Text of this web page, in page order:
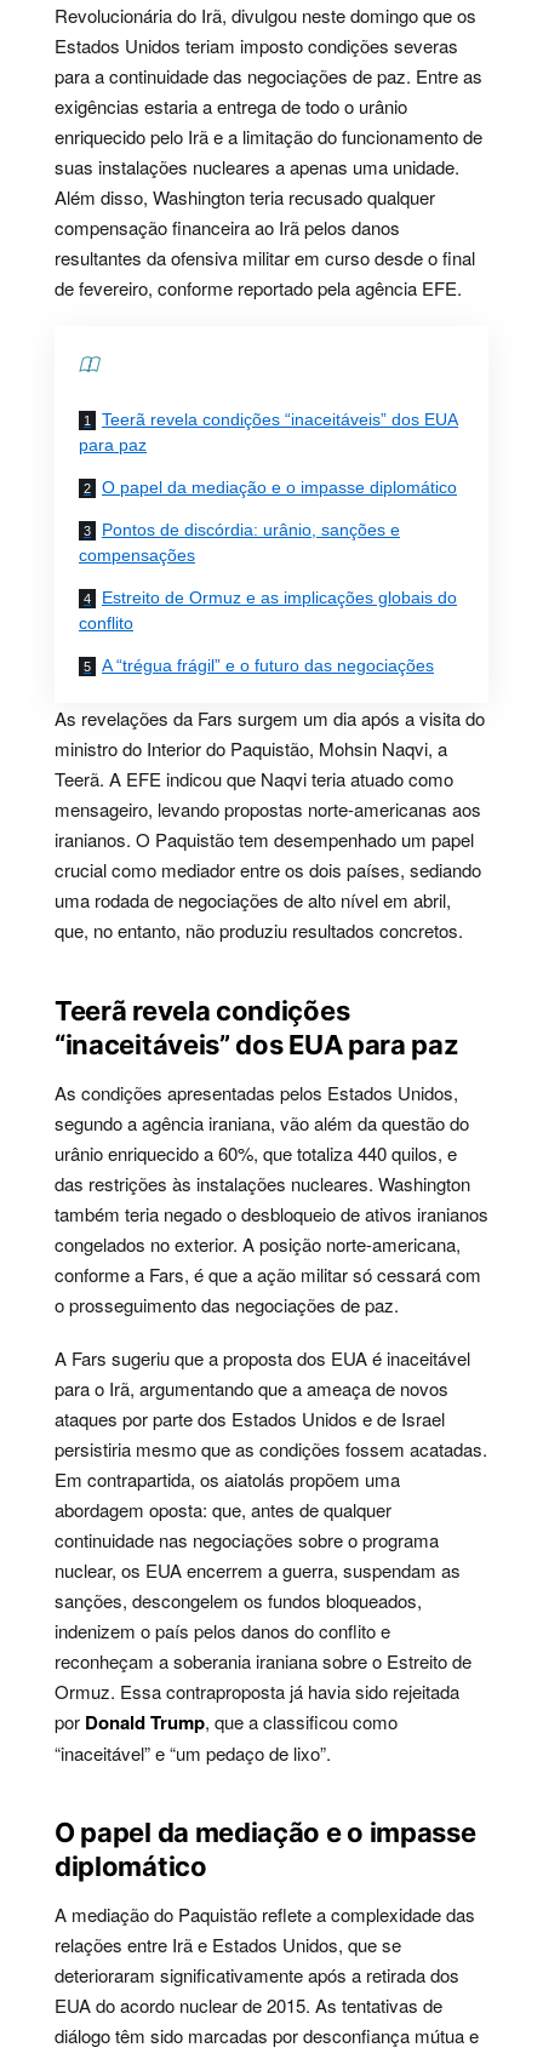
Revolucionária do Irã, divulgou neste domingo que os
Estados Unidos teriam imposto condições severas
para a continuidade das negociações de paz. Entre as
exigências estaria a entrega de todo o urânio
enriquecido pelo Irã e a limitação do funcionamento de
suas instalações nucleares a apenas uma unidade.
Além disso, Washington teria recusado qualquer
compensação financeira ao Irã pelos danos
resultantes da ofensiva militar em curso desde o final
de fevereiro, conforme reportado pela agência EFE.
Teerã revela condições “inaceitáveis” dos EUA
para paz
O papel da mediação e o impasse diplomático
Pontos de discórdia: urânio, sanções e
compensações
Estreito de Ormuz e as implicações globais do
conflito
A “trégua frágil” e o futuro das negociações
As revelações da Fars surgem um dia após a visita do
ministro do Interior do Paquistão, Mohsin Naqvi, a
Teerã. A EFE indicou que Naqvi teria atuado como
mensageiro, levando propostas norte-americanas aos
iranianos. O Paquistão tem desempenhado um papel
crucial como mediador entre os dois países, sediando
uma rodada de negociações de alto nível em abril,
que, no entanto, não produziu resultados concretos.
Teerã revela condições
“inaceitáveis” dos EUA para paz
As condições apresentadas pelos Estados Unidos,
segundo a agência iraniana, vão além da questão do
urânio enriquecido a 60%, que totaliza 440 quilos, e
das restrições às instalações nucleares. Washington
também teria negado o desbloqueio de ativos iranianos
congelados no exterior. A posição norte-americana,
conforme a Fars, é que a ação militar só cessará com
o prosseguimento das negociações de paz.
A Fars sugeriu que a proposta dos EUA é inaceitável
para o Irã, argumentando que a ameaça de novos
ataques por parte dos Estados Unidos e de Israel
persistiria mesmo que as condições fossem acatadas.
Em contrapartida, os aiatolás propõem uma
abordagem oposta: que, antes de qualquer
continuidade nas negociações sobre o programa
nuclear, os EUA encerrem a guerra, suspendam as
sanções, descongelem os fundos bloqueados,
indenizem o país pelos danos do conflito e
reconheçam a soberania iraniana sobre o Estreito de
Ormuz. Essa contraproposta já havia sido rejeitada
por Donald Trump, que a classificou como
“inaceitável” e “um pedaço de lixo”.
O papel da mediação e o impasse
diplomático
A mediação do Paquistão reflete a complexidade das
relações entre Irã e Estados Unidos, que se
deterioraram significativamente após a retirada dos
EUA do acordo nuclear de 2015. As tentativas de
diálogo têm sido marcadas por desconfiança mútua e